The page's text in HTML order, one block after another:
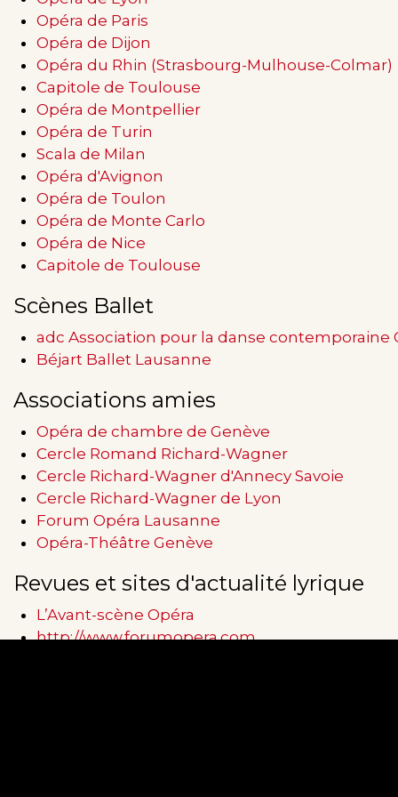
Opéra de Paris
Opéra de Dijon
Opéra du Rhin (Strasbourg-Mulhouse-Colmar)
Capitole de Toulouse
Opéra de Montpellier
Opéra de Turin
Scala de Milan
Opéra d'Avignon
Opéra de Toulon
Opéra de Monte Carlo
Opéra de Nice
Capitole de Toulouse
Scènes Ballet
adc Association pour la danse contemporaine
Béjart Ballet Lausanne
Associations amies
Opéra de chambre de Genève
Cercle Romand Richard-Wagner
Cercle Richard-Wagner d'Annecy Savoie
Cercle Richard-Wagner de Lyon
Forum Opéra Lausanne
Opéra-Théâtre Genève
Revues et sites d'actualité lyrique
L’Avant-scène Opéra
http://www.forumopera.com